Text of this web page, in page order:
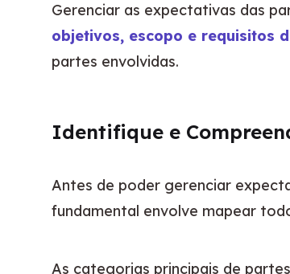
Gerenciar as expectativas das
objetivos, escopo e requisitos
partes envolvidas.
Identifique e
Antes de poder gerenciar
fundamental envolve mapear
As categorias principais de